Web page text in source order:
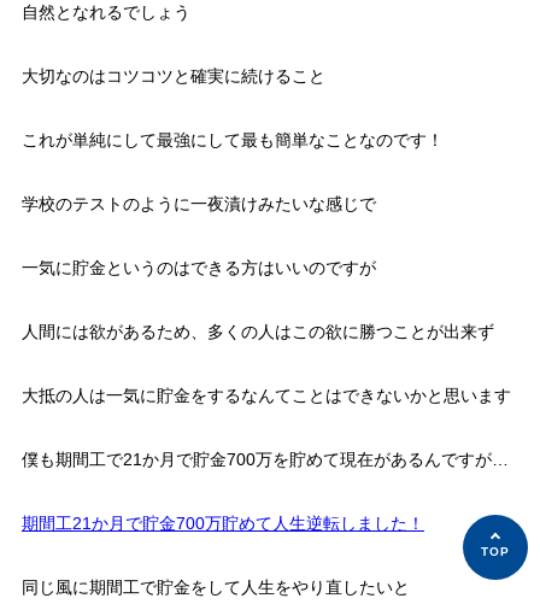
自然となれるでしょう
大切なのはコツコツと確実に続けること
これが単純にして最強にして最も簡単なことなのです！
学校のテストのように一夜漬けみたいな感じで
一気に貯金というのはできる方はいいのですが
人間には欲があるため、多くの人はこの欲に勝つことが出来ず
大抵の人は一気に貯金をするなんてことはできないかと思います
僕も期間工で21か月で貯金700万を貯めて現在があるんですが…
期間工21か月で貯金700万貯めて人生逆転しました！
同じ風に期間工で貯金をして人生をやり直したいと